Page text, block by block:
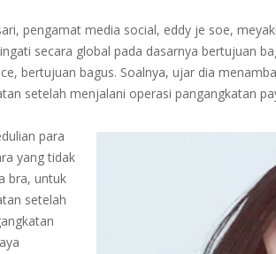
pengamat media social, eddy je soe,
secara global pada dasarnya bertujuan
bertujuan bagus. Soalnya, ujar dia
setelah menjalani operasi pangangkatan
para
yang tidak
bra, untuk
setelah